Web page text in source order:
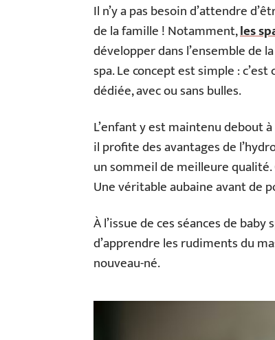
Il n’y a pas besoin d’attendre
de la famille ! Notamment,les
développer dans l’ensemble de
spa. Le concept est simple :
dédiée, avec ou sans bulles.
L’enfant y est maintenu debout
il profite des avantages de
un sommeil de meilleure qualité.
Une véritable aubaine avant de
À l’issue de ces séances de
d’apprendre les rudiments du
nouveau-né.